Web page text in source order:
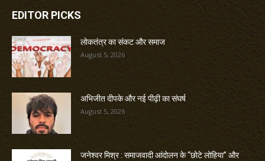
EDITOR PICKS
लोकतंत्र का संकट और समाज
August 5, 2026
अभिजीत दीपके और नई पीढ़ी का संघर्ष
August 5, 2026
जनेश्वर मिश्र : समाजवादी आंदोलन के “छोटे लोहिया” और